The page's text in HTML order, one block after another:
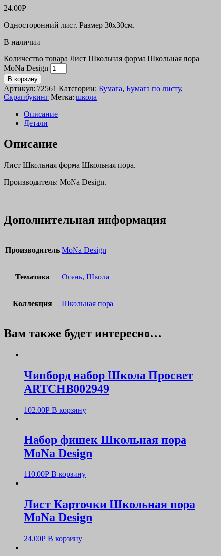
24.00Р
Односторонний лист. Размер 30х30см.
В наличии
Количество товара Лист Школьная форма Школьная пора
MoNa Design
В корзину
Артикул: 72561 Категории: Бумага, Бумага по листу,
Скрапбукинг Метка: школа
Описание
Детали
Описание
Лист Школьная форма Школьная пора.
Производитель: MoNa Design.
Дополнительная информация
Производитель MoNa Design
Тематика Осень, Школа
Коллекция Школьная пора
Вам также будет интересно…
Чипборд набор Школа Просвет
ARTCHB002949
102.00Р В корзину
Набор фишек Школьная пора
MoNa Design
110.00Р В корзину
Лист Карточки Школьная пора
MoNa Design
24.00Р В корзину